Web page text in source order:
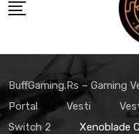
BuffGaming.rs – Gaming
Portal
Vesti
Switch 2
Xenoblade